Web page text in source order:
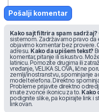
Pošalji komentar
Kako sajt filtrira spam sadržaj?
sistemom. Zadržavamo pravo da
objavimo komentar bez provere.
adresu. Kako da upišem tekst?
komentar, pitanje ili iskustvo.
latinicu. Pomozite drugima ili
vređanje, VELIKA SLOVA, lične
zemlji/inostranstvu, spominjanje
model telefona. Direktno
Probleme prijavite direktno
imate zvonce ikonicu za to. Kako
podignite slike, pa kopirajte link i
linkovan.